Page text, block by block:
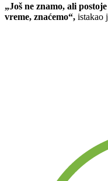
„Još ne znamo, ali
vreme, znaćemo“, istakao